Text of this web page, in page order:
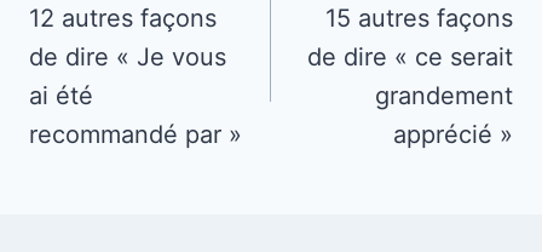
de
l’article
12 autres façons
de dire « Je vous
ai été
recommandé par »
15 autres façons
de dire « ce serait
grandement
apprécié »